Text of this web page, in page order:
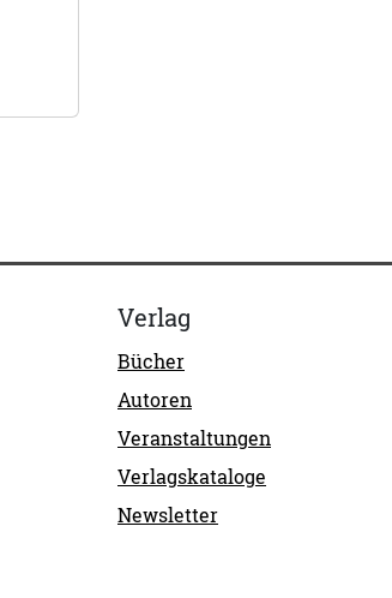
Verlag
Bücher
Autoren
Veranstaltungen
Verlagskataloge
Newsletter